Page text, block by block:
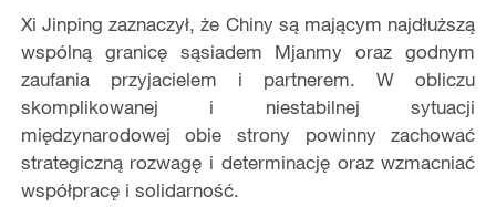
Xi Jinping zaznaczył, że Chiny są mającym najdłuższą
wspólną granicę sąsiadem Mjanmy oraz godnym
zaufania przyjacielem i partnerem. W obliczu
skomplikowanej i niestabilnej sytuacji
międzynarodowej obie strony powinny zachować
strategiczną rozwagę i determinację oraz wzmacniać
współpracę i solidarność.